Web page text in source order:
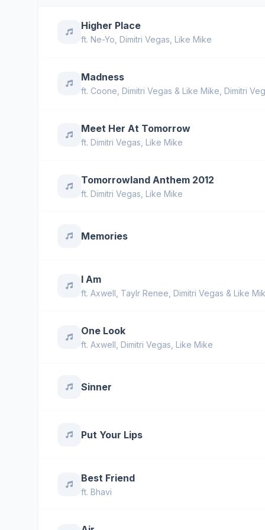
Higher Place
ft. Ne-Yo Dimitri Vegas Like Mike
Madness
ft. Coone Dimitri Vegas & Like Mike Dimitri
Meet Her At Tomorrow
ft. Dimitri Vegas Like Mike
Tomorrowland Anthem 2012
ft. Dimitri Vegas Like Mike
Memories
I Am
ft. Axwell Taylr Renee Dimitri Vegas & Like
One Look
ft. Axwell Dimitri Vegas Like Mike
Sinner
Put Your Lips
Best Friend
ft. Bhavi